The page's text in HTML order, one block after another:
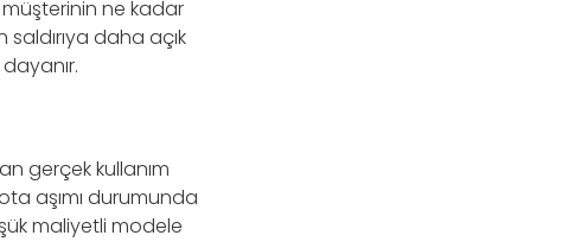
ne kadar
daha açık
gerçek kullanım
aşımı durumunda
maliyetli modele